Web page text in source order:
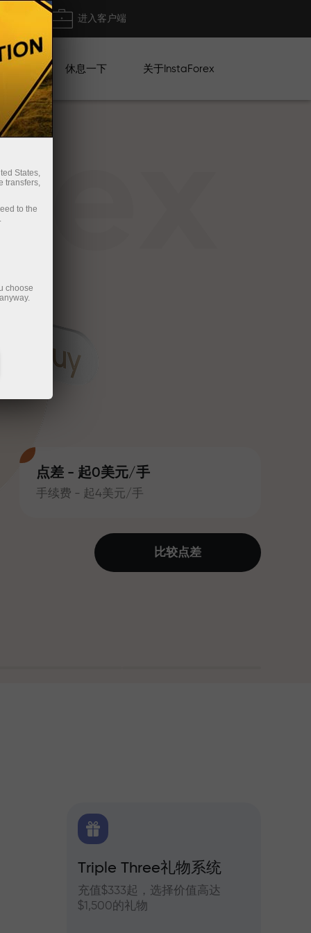
进入客户端
休息一下 关于InstaForex
点差 - 起0美元/手
手续费 - 起4美元/手
比较点差
Triple Three礼物系统
充值$333起，选择价值高达
$1,500的礼物
States,
transfers,
to the
choose